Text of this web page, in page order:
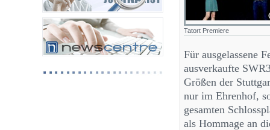
Tatort Premiere
Für ausgelassene
ausverkaufte
Größen der
nur im Ehrenhof,
gesamten
als Hommage an